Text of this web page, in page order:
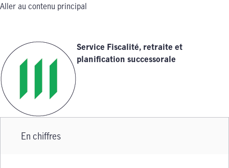
Aller au contenu principal
Service Fiscalité, retraite et
planification successorale
En chiffres